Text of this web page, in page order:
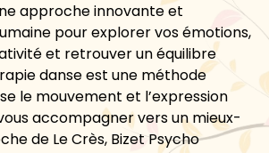
approche innovante et
pour explorer vos émotions,
et retrouver un équilibre
danse est une méthode
le mouvement et l’expression
accompagner vers un mieux-
de Le Crès, Bizet Psycho